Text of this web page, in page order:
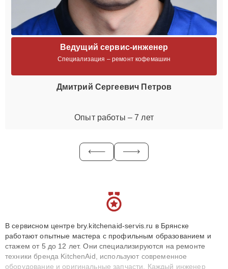
Ведущий сервис-инженер
Специализация – ремонт кофемашин
Дмитрий Сергеевич Петров
Опыт работы – 7 лет
В сервисном центре bry.kitchenaid-servis.ru в Брянске
работают опытные мастера с профильным образованием и
стажем от 5 до 12 лет. Они специализируются на ремонте
техники бренда KitchenAid, используют современное
оборудование и оригинальные запчасти. Каждый инженер